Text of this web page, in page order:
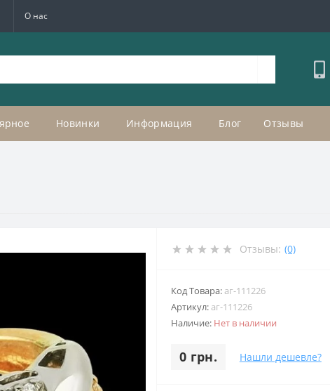
О нас
Новинки Информация Блог Отзывы
Отзывы: (0)
Код Товара: аг-111226
Артикул: аг-111226
Наличие: Нет в наличии
0 грн. Нашли дешевле?